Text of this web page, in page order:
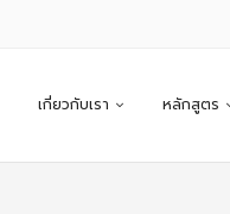
เกี่ยวกับเรา หลักสูตร